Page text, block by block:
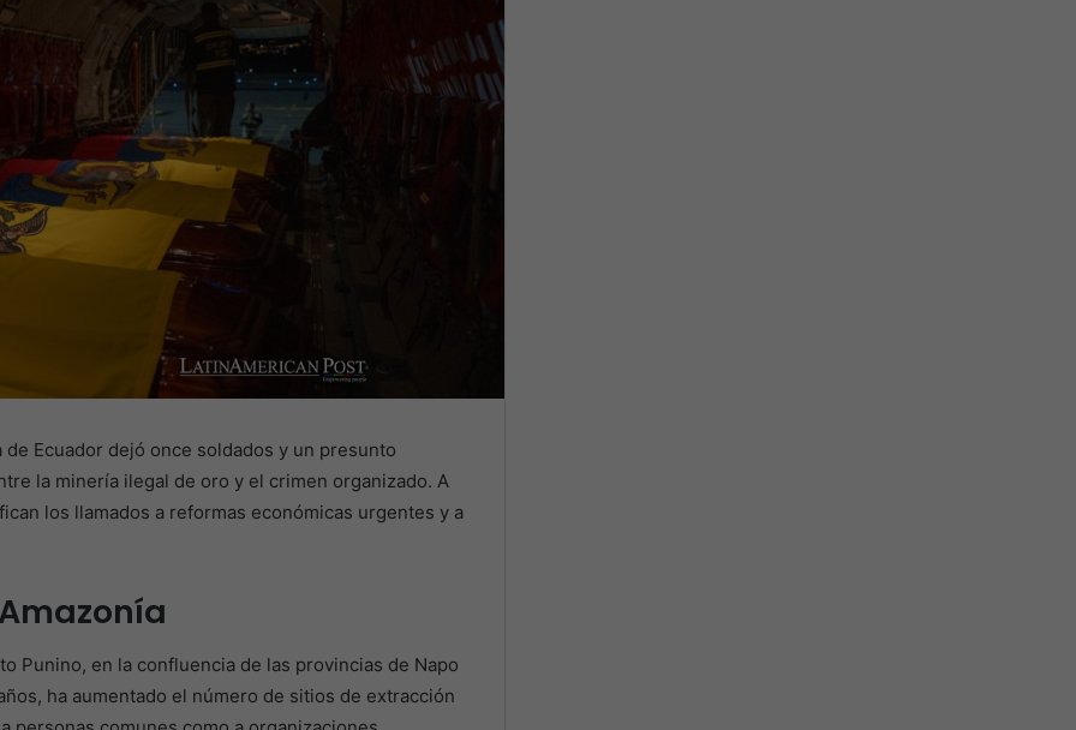
Ecuador dejó once soldados y un presunto
la minería ilegal de oro y el crimen organizado. A
los llamados a reformas económicas urgentes y a
Punino, en la confluencia de las provincias de Napo
ha aumentado el número de sitios de extracción